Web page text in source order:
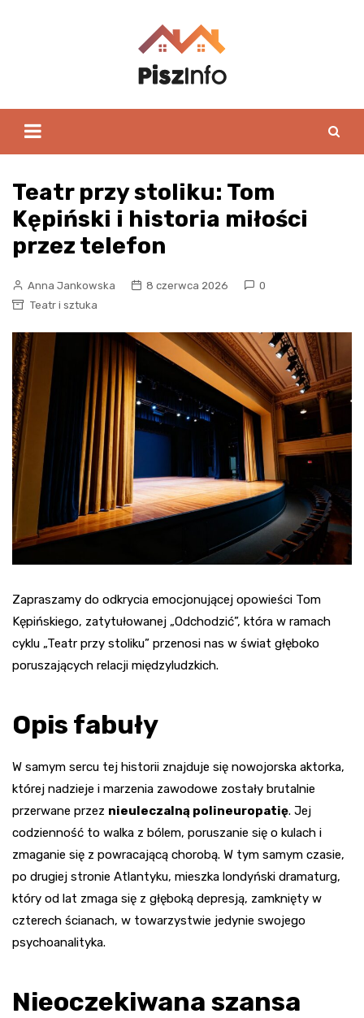
Teatr przy stoliku: Tom
Kępiński i historia miłości
przez telefon
Anna Jankowska 8 czerwca 2026
0
Teatr i sztuka
Zapraszamy do odkrycia emocjonującej opowieści Tom
Kępińskiego, zatytułowanej „Odchodzić”, która w ramach
cyklu „Teatr przy stoliku” przenosi nas w świat głęboko
poruszających relacji międzyludzkich.
Opis fabuły
W samym sercu tej historii znajduje się nowojorska aktorka,
której nadzieje i marzenia zawodowe zostały brutalnie
przerwane przez nieuleczalną polineuropatię. Jej
codzienność to walka z bólem, poruszanie się o kulach i
zmaganie się z powracającą chorobą. W tym samym czasie,
po drugiej stronie Atlantyku, mieszka londyński dramaturg,
który od lat zmaga się z głęboką depresją, zamknięty w
czterech ścianach, w towarzystwie jedynie swojego
psychoanalityka.
Nieoczekiwana szansa